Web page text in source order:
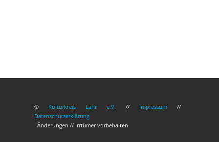
© Kulturkreis Lahr e.V. // Impressum //
Datenschutzerklärung
Änderungen // Irrtümer vorbehalten